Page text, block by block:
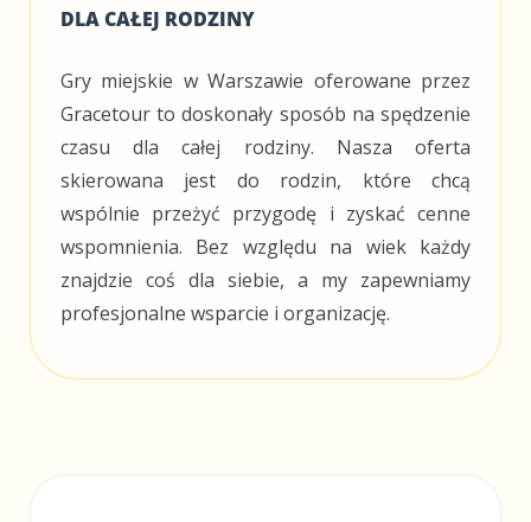
DLA CAŁEJ RODZINY
Gry miejskie w Warszawie oferowane przez
Gracetour to doskonały sposób na spędzenie
czasu dla całej rodziny. Nasza oferta
skierowana jest do rodzin, które chcą
wspólnie przeżyć przygodę i zyskać cenne
wspomnienia. Bez względu na wiek każdy
znajdzie coś dla siebie, a my zapewniamy
profesjonalne wsparcie i organizację.